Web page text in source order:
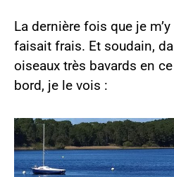
La dernière fois que je
faisait frais. Et soudain,
oiseaux très bavards en
bord, je le vois :